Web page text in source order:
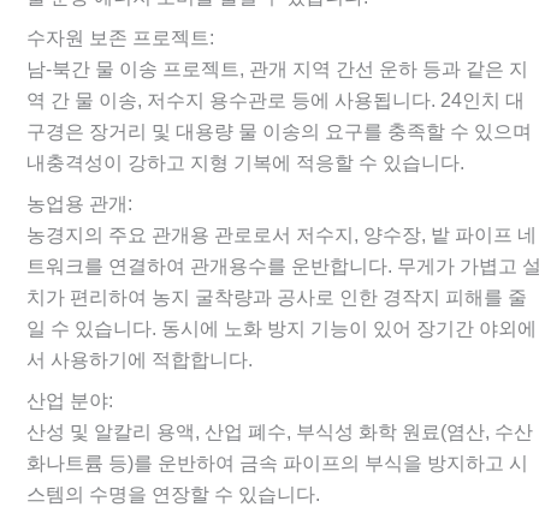
수자원 보존 프로젝트:
남-북간 물 이송 프로젝트, 관개 지역 간선 운하 등과 같은 지
역 간 물 이송, 저수지 용수관로 등에 사용됩니다. 24인치 대
구경은 장거리 및 대용량 물 이송의 요구를 충족할 수 있으며
내충격성이 강하고 지형 기복에 적응할 수 있습니다.
농업용 관개:
농경지의 주요 관개용 관로로서 저수지, 양수장, 밭 파이프 네
트워크를 연결하여 관개용수를 운반합니다. 무게가 가볍고
치가 편리하여 농지 굴착량과 공사로 인한 경작지 피해를 줄
일 수 있습니다. 동시에 노화 방지 기능이 있어 장기간 야외에
서 사용하기에 적합합니다.
산업 분야:
산성 및 알칼리 용액, 산업 폐수, 부식성 화학 원료(염산, 수산
화나트륨 등)를 운반하여 금속 파이프의 부식을 방지하고 시
스템의 수명을 연장할 수 있습니다.